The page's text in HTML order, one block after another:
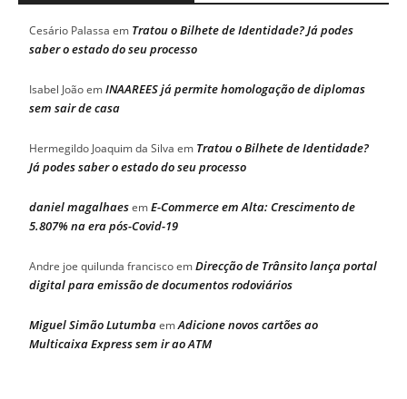
Cesário Palassa em Tratou o Bilhete de Identidade? Já podes
saber o estado do seu processo
Isabel JoãoemINAAREES já permite homologação de diplomas
sem sair de casa
Hermegildo Joaquim da Silva em Tratou o Bilhete de Identidade?
Já podes saber o estado do seu processo
daniel magalhaesemE-Commerce em Alta: Crescimento de
5.807% na era pós-Covid-19
Andre joe quilunda franciscoemDirecção de Trânsito lança portal
digital para emissão de documentos rodoviários
Miguel Simão LutumbaemAdicione novos cartões ao
Multicaixa Express sem ir ao ATM